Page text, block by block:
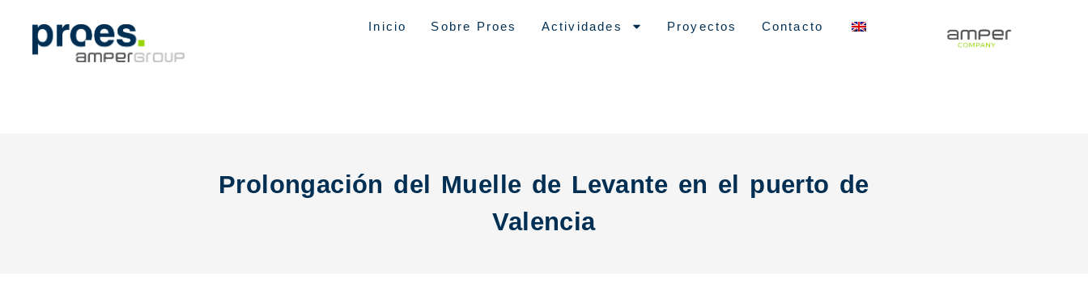
Inicio Sobre Proes Actividades Proyectos Contacto
Prolongación del Muelle de Levante en el puerto de
Valencia